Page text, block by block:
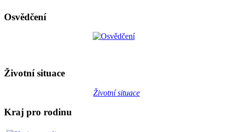
Osvědčení
Životní situace
Životní situace
Kraj pro rodinu